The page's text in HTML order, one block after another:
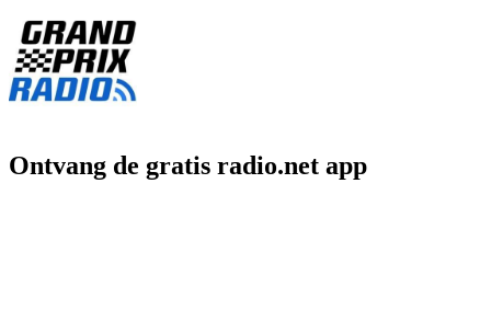
Ontvang de gratis radio.net app